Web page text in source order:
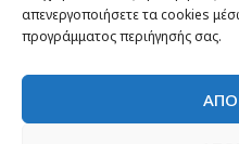
απενεργοποιήσετε τα cookies
προγράμματος περιήγησής σας.
Passenger στον
Οργάνωσε το ταξίδι
CITY and CULTURE